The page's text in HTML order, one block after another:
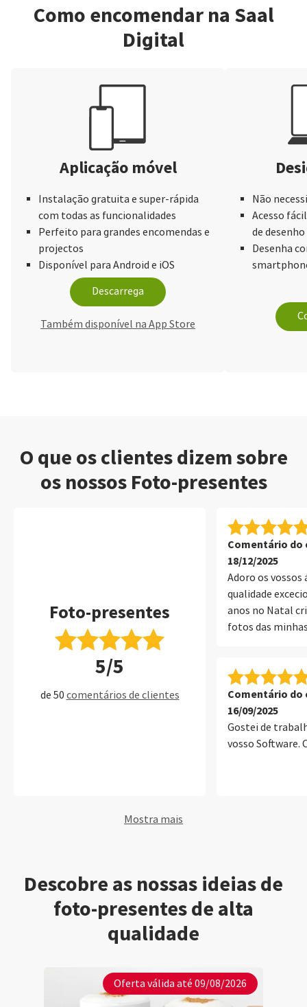
Como encomendar na Saal
Digital
Aplicação móvel
Instalação gratuita e super-rápida
com todas as funcionalidades
Perfeito para grandes encomendas e
projectos
Disponível para Android e iOS
Descarrega
Também disponível na App Store
Não
Acesso
de desenho
Desenha
O que os clientes dizem sobre
os nossos Foto-presentes
Foto-presentes
5/5
de 50 comentários de clientes
Comentário do
18/12/2025
Adoro os
qualidade
anos no Natal
fotos das
Comentário do
16/09/2025
Gostei de
vosso Software.
Mostra mais
Descobre as nossas ideias de
foto-presentes de alta
qualidade
Oferta válida até 09/08/2026